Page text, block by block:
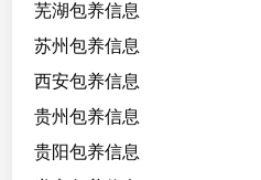
芜湖包养信息
苏州包养信息
西安包养信息
贵州包养信息
贵阳包养信息